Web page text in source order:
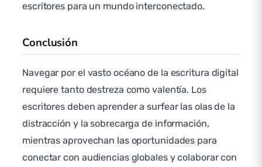
escritores para un mundo interconectado.
Conclusión
Navegar por el vasto océano de la escritura digital
requiere tanto destreza como valentía. Los
escritores deben aprender a surfear las olas de la
distracción y la sobrecarga de información,
mientras aprovechan las oportunidades para
conectar con audiencias globales y colaborar con